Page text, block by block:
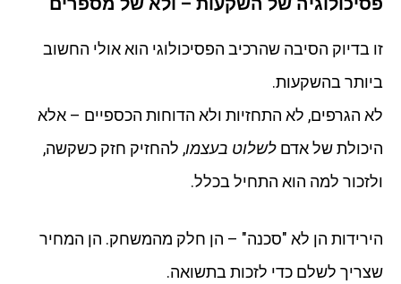
זו בדיוק הסיבה שהרכיב הפסיכולוגי הוא אולי החשוב
ביותר בהשקעות.
לא הגרפים, לא התחזיות ולא הדוחות הכספיים – אלא
היכולת של אדם לשלוט בעצמו, להחזיק חזק כשקשה,
ולזכור למה הוא התחיל בכלל.
הירידות הן לא "סכנה" – הן חלק מהמשחק. הן המחיר
שצריך לשלם כדי לזכות בתשואה.